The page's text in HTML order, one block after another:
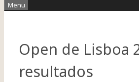
Menu
Open de Lisboa
resultados